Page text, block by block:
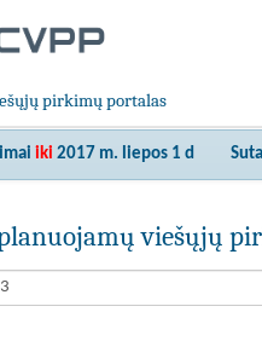
pirkimų portalas
iki 2017 m. liepos 1 d
viešųjų